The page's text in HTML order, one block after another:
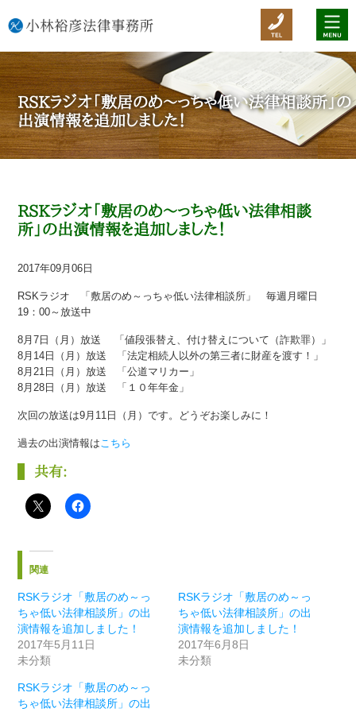
RSKラジオ「敷居のめ～っちゃ低い法律相談所」の
出演情報を追加しました！
RSKラジオ「敷居のめ～っちゃ低い法律相談
所」の出演情報を追加しました！
2017年09月06日
RSKラジオ 「敷居のめ～っちゃ低い法律相談所」 毎週月曜日
19：00～放送中
8月7日（月）放送 「値段張替え、付け替えについて（詐欺罪）」
8月14日（月）放送 「法定相続人以外の第三者に財産を渡す！」
8月21日（月）放送 「公道マリカー」
8月28日（月）放送 「１０年年金」
次回の放送は9月11日（月）です。どうぞお楽しみに！
過去の出演情報は こちら
共有:
関連
RSKラジオ「敷居のめ～っ
ちゃ低い法律相談所」の出
演情報を追加しました！
2017年5月11日
未分類
RSKラジオ「敷居のめ～っ
ちゃ低い法律相談所」の出
演情報を追加しました！
2017年6月8日
未分類
RSKラジオ「敷居のめ～っ
ちゃ低い法律相談所」の出